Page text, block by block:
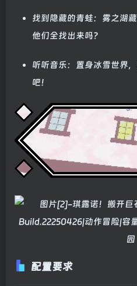
找到隐藏的青蛙：雾之湖
他们全找出来吗？
听听音乐：置身冰雪世界
吧！
配置要求